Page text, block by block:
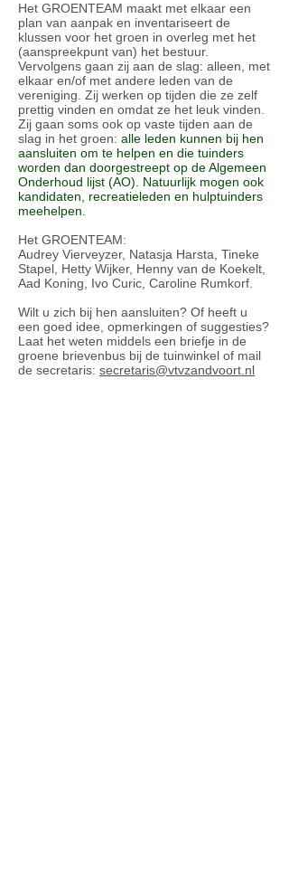
Het GROENTEAM maakt met elkaar een
plan van aanpak en inventariseert de
klussen voor het groen in overleg met het
(aanspreekpunt van) het bestuur.
Vervolgens gaan zij aan de slag: alleen, met
elkaar en/of met andere leden van de
vereniging. Zij werken op tijden die ze zelf
prettig vinden en omdat ze het leuk vinden.
Zij gaan soms ook op vaste tijden aan de
slag in het groen: alle leden kunnen bij hen
aansluiten om te helpen en die tuinders
worden dan doorgestreept op de Algemeen
Onderhoud lijst (AO). Natuurlijk mogen ook
kandidaten, recreatieleden en hulptuinders
meehelpen.
Het GROENTEAM:
Audrey Vierveyzer, Natasja Harsta, Tineke
Stapel, Hetty Wijker, Henny van de Koekelt,
Aad Koning, Ivo Curic, Caroline Rumkorf.
Wilt u zich bij hen aansluiten? Of heeft u
een goed idee, opmerkingen of suggesties?
Laat het weten middels een briefje in de
groene brievenbus bij de tuinwinkel of mail
de secretaris: secretaris@vtvzandvoort.nl